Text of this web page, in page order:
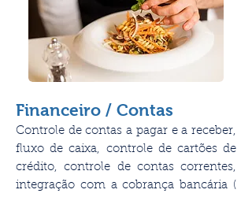
Financeiro / Contas
Controle de contas a pagar e a receber,
fluxo de caixa, controle de cartões de
crédito, controle de contas correntes,
integração com a cobrança bancária (